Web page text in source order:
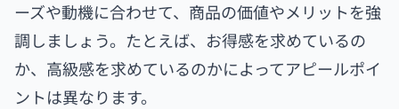
ーズや動機に合わせて、商品の価値やメリットを強
調しましょう。たとえば、お得感を求めているの
か、高級感を求めているのかによってアピールポイ
ントは異なります。